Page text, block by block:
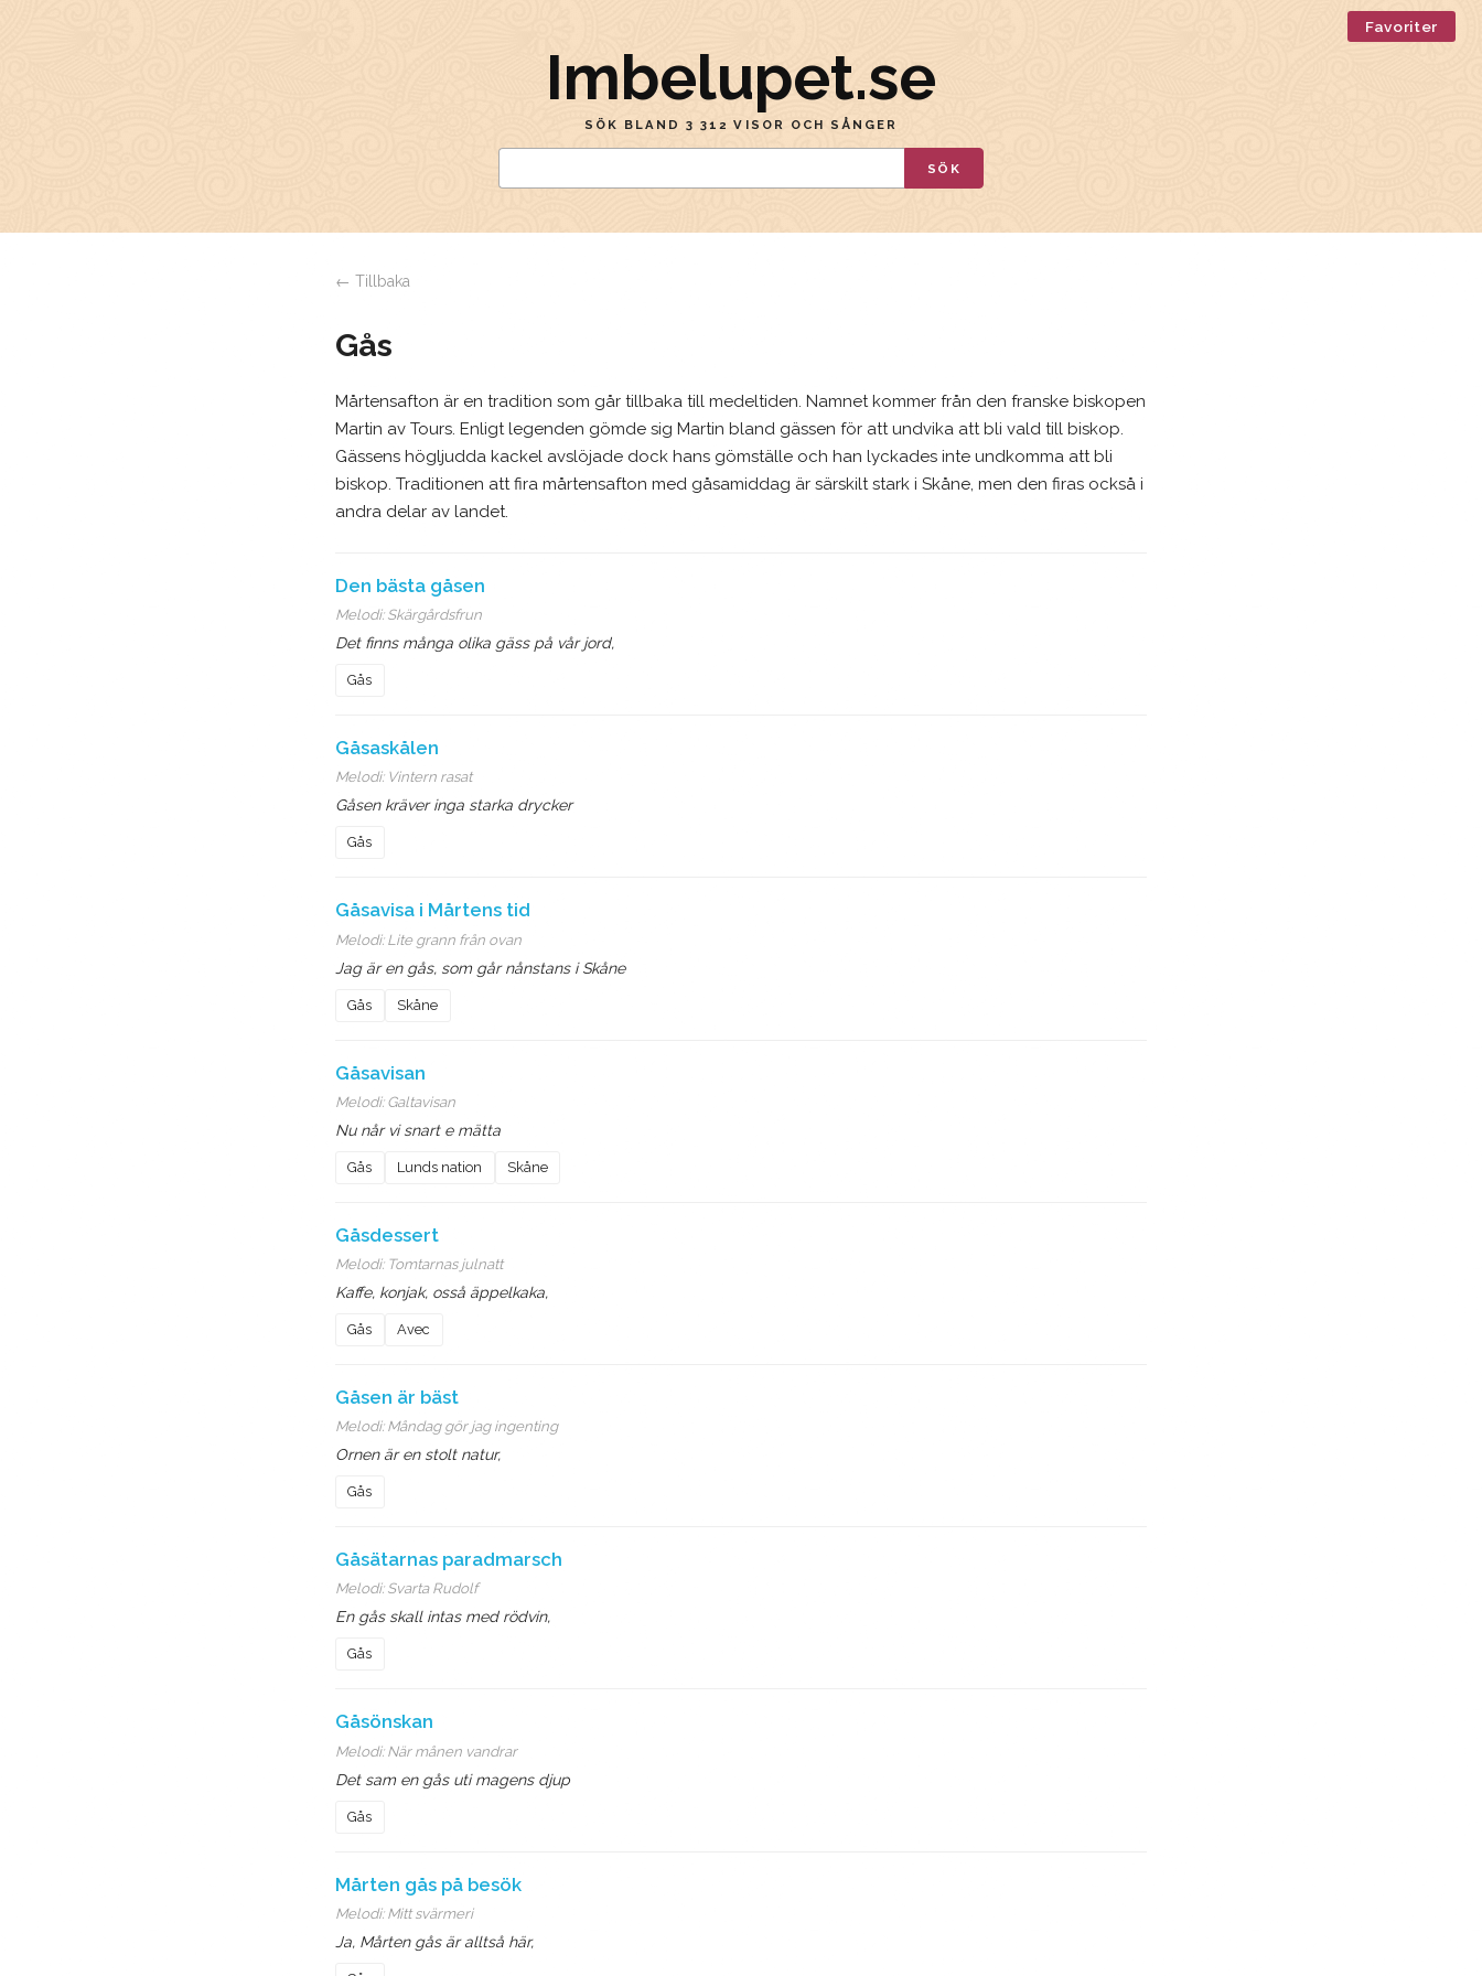
Favoriter
Imbelupet.se
SÖK BLAND 3 312 VISOR OCH SÅNGER
SÖK
← Tillbaka
Gås
Mårtensafton är en tradition som går tillbaka till medeltiden. Namnet kommer från den franske biskopen
Martin av Tours. Enligt legenden gömde sig Martin bland gässen för att undvika att bli vald till biskop.
Gässens högljudda kackel avslöjade dock hans gömställe och han lyckades inte undkomma att bli
biskop. Traditionen att fira mårtensafton med gåsamiddag är särskilt stark i Skåne, men den firas också i
andra delar av landet.
Den bästa gåsen
Melodi: Skärgårdsfrun
Det finns många olika gäss på vår jord,
Gås
Gåsaskålen
Melodi: Vintern rasat
Gåsen kräver inga starka drycker
Gås
Gåsavisa i Mårtens tid
Melodi: Lite grann från ovan
Jag är en gås, som går nånstans i Skåne
Gås Skåne
Gåsavisan
Melodi: Galtavisan
Nu når vi snart e mätta
Gås Lunds nation Skåne
Gåsdessert
Melodi: Tomtarnas julnatt
Kaffe, konjak, osså äppelkaka,
Gås Avec
Gåsen är bäst
Melodi: Måndag gör jag ingenting
Ornen är en stolt natur,
Gås
Gåsätarnas paradmarsch
Melodi: Svarta Rudolf
En gås skall intas med rödvin,
Gås
Gåsönskan
Melodi: När månen vandrar
Det sam en gås uti magens djup
Gås
Mårten gås på besök
Melodi: Mitt svärmeri
Ja, Mårten gås är alltså här,